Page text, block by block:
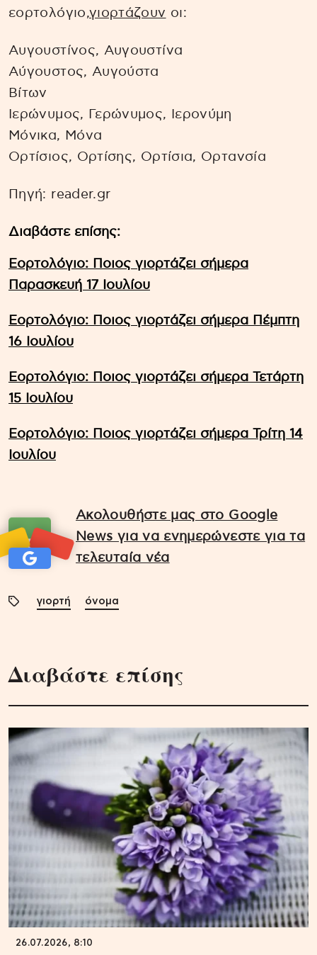
εορτολόγιο,γιορτάζουν οι:
Αυγουστίνος, Αυγουστίνα
Αύγουστος, Αυγούστα
Βίτων
Ιερώνυμος, Γερώνυμος, Ιερονύμη
Μόνικα, Μόνα
Ορτίσιος, Ορτίσης, Ορτίσια, Ορτανσία
Πηγή: reader.gr
Διαβάστε επίσης:
Εορτολόγιο: Ποιος γιορτάζει σήμερα
Παρασκευή 17 Ιουλίου
Εορτολόγιο: Ποιος γιορτάζει σήμερα Πέμπτη
16 Ιουλίου
Εορτολόγιο: Ποιος γιορτάζει σήμερα Τετάρτη
15 Ιουλίου
Εορτολόγιο: Ποιος γιορτάζει σήμερα Τρίτη 14
Ιουλίου
Ακολουθήστε μας στο Google
News για να ενημερώνεστε για τα
τελευταία νέα
γιορτή όνομα
Διαβάστε επίσης
26.07.2026, 8:10